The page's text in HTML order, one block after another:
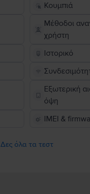
Κουμπιά
Μέθοδοι
χρήστη
Ιστορικό
Εξωτερική
όψη
IMEI &
Δες όλα τα τεστ